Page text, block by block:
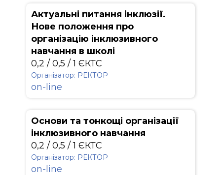
Актуальні питання інклюзії.
Нове положення про
організацію інклюзивного
навчання в школі
0,2 / 0,5 / 1 ЄКТС
Організатор: РЕКТОР
on-line
Основи та тонкощі організації
інклюзивного навчання
0,2 / 0,5 / 1 ЄКТС
Організатор: РЕКТОР
on-line